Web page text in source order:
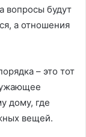
вопросы будут
а отношения
– это тот
дому, где
вещей.